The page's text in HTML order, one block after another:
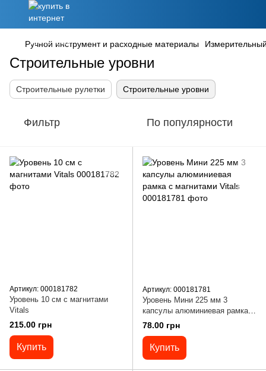
Ручной инструмент и расходные материалы
Строительные уровни
Строительные рулетки Строительные уровни
Фильтр По популярности
Артикул: 000181782
Уровень 10 см с магнитами
Vitals
215.00 грн
Купить
Артикул: 000181781
Уровень Мини 225 мм 3
капсулы алюминиевая рамка с
магнитами Vitals
78.00 грн
Купить